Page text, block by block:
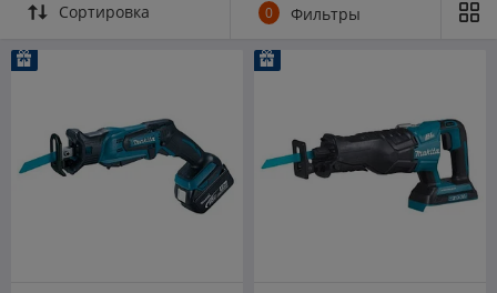
Сортировка 0 Фильтры